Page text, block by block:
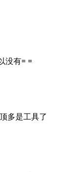
没有= =
多是工具了